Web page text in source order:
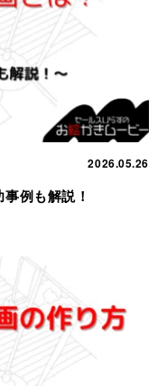
2026.05.26
例も解説！